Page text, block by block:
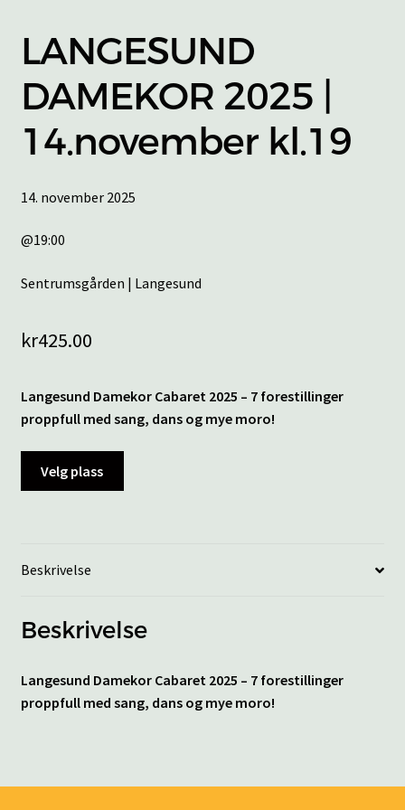
LANGESUND
DAMEKOR 2025 |
14.november kl.19
14. november 2025
@19:00
Sentrumsgården | Langesund
kr425.00
Langesund Damekor Cabaret 2025 – 7 forestillinger
proppfull med sang, dans og mye moro!
Velg plass
Beskrivelse
Beskrivelse
Langesund Damekor Cabaret 2025 – 7 forestillinger
proppfull med sang, dans og mye moro!